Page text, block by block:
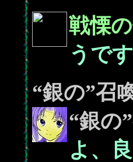
戦慄
うです
“銀の”召
“銀の
よ、